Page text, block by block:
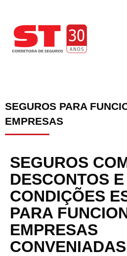
SEGUROS PARA
EMPRESAS
SEGUROS
DESCONTOS E
CONDIÇÕES
PARA
EMPRESAS
CONVENIADAS